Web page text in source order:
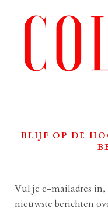
BLIJF OP DE
Vul je e-mailadres in,
nieuwste berichten